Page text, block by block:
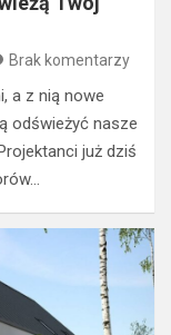
Brak komentarzy
a z nią nowe
odświeżyć nasze
już dziś